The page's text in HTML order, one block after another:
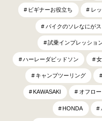
ビギナーお役立ち レ
バイクのソレなにがス
試乗インプレッショ
ハーレーダビッドソン
キャンプツーリング
KAWASAKI オフロ
HONDA